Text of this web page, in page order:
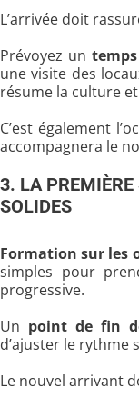
L’arrivée doit
Prévoyez un
une visite des
résume la culture
C’est également
accompagnera le
3. LA PREMIÈRE
SOLIDES
Formation sur les
simples pour
progressive.
Un point de fin
d’ajuster le rythme
Le nouvel arrivant